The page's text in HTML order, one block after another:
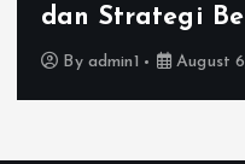
Cara Memilih
By admin1 August